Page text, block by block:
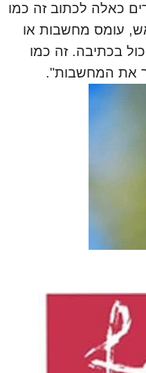
כאלה לכתוב זה כמו
עומס מחשבות או
בכתיבה. זה כמו
את המחשבות".